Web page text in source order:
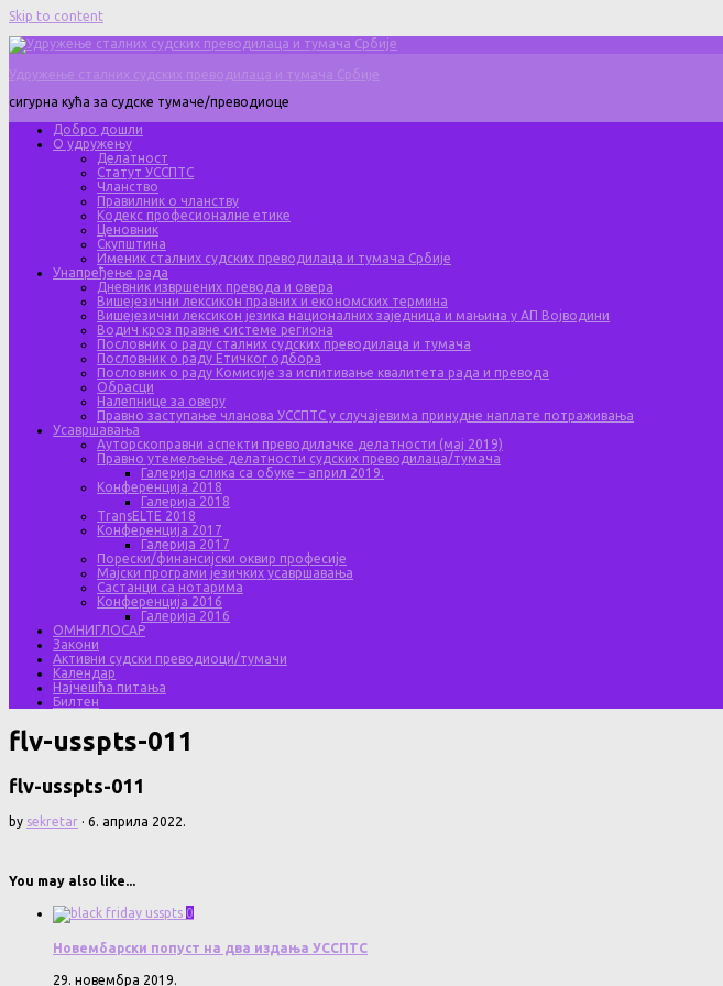
Skip to content
Удружење сталних судских преводилаца и тумача Србије
сигурна кућа за судске тумаче/преводиоце
Добро дошли
О удружењу
Делатност
Статут УССПТС
Чланство
Правилник о чланству
Кодекс професионалне етике
Ценовник
Скупштина
Именик сталних судских преводилаца и тумача Србије
Унапређење рада
Дневник извршених превода и овера
Вишејезични лексикон правних и економских термина
Вишејезични лексикон језика националних заједница и мањина у АП Војводини
Водич кроз правне системе региона
Пословник о раду сталних судских преводилаца и тумача
Пословник о раду Етичког одбора
Пословник о раду Комисије за испитивање квалитета рада и превода
Обрасци
Налепнице за оверу
Правно заступање чланова УССПТС у случајевима принудне наплате потраживања
Усавршавања
Ауторскоправни аспекти преводилачке делатности (мај 2019)
Правно утемељење делатности судских преводилаца/тумача
Галерија слика са обуке – април 2019.
Конференција 2018
Галерија 2018
TransELTE 2018
Конференција 2017
Галерија 2017
Порески/финансијски оквир професије
Мајски програми језичких усавршавања
Састанци са нотарима
Конференција 2016
Галерија 2016
ОМНИГЛОСАР
Закони
Активни судски преводиоци/тумачи
Календар
Најчешћа питања
Билтен
flv-usspts-011
flv-usspts-011
by sekretar · 6. априла 2022.
You may also like...
0
Новембарски попуст на два издања УССПТС
29. новембра 2019.